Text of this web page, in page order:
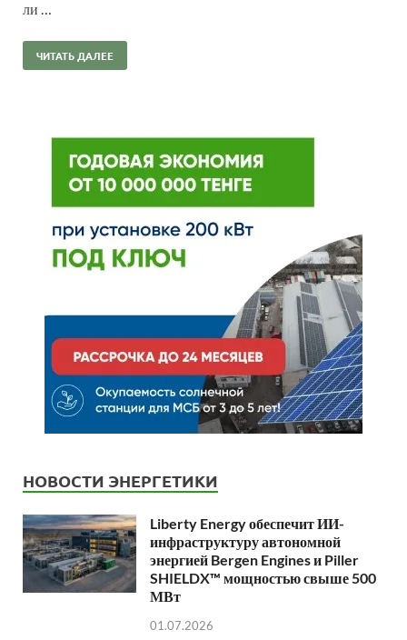
ли …
ЧИТАТЬ ДАЛЕЕ
НОВОСТИ ЭНЕРГЕТИКИ
Liberty Energy обеспечит ИИ-
инфраструктуру автономной
энергией Bergen Engines и Piller
SHIELDX™ мощностью свыше 500
МВт
01.07.2026